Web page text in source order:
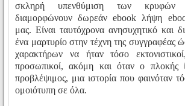
σκληρή υπενθύμιση των κρυφών
διαμορφώνουν δωρεάν ebook λήψη
μας. Είναι ταυτόχρονα ανησυχητικό και
ένα μαρτυρίο στην τέχνη της συγγραφέας
χαρακτήρων να ήταν τόσο
προσωπικοί, ακόμη και όταν ο πλοκής
προβλέψιμος, μια ιστορία που φαινόταν
ομοιότυπη σε όλα.